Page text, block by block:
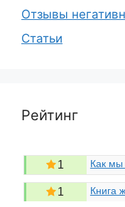
Отзывы
Статьи
Рейтинг
1 Как мы
1 Книга